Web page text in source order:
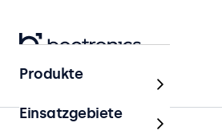
Outdoor
Produkte
Einsatzgebiete